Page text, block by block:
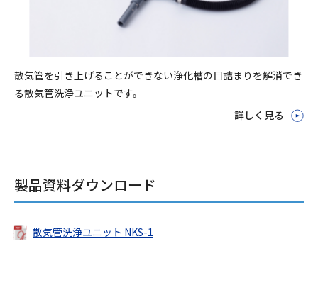
散気管を引き上げることができない浄化槽の目詰まりを解消でき
る散気管洗浄ユニットです。
詳しく見る
製品資料ダウンロード
散気管洗浄ユニット NKS-1